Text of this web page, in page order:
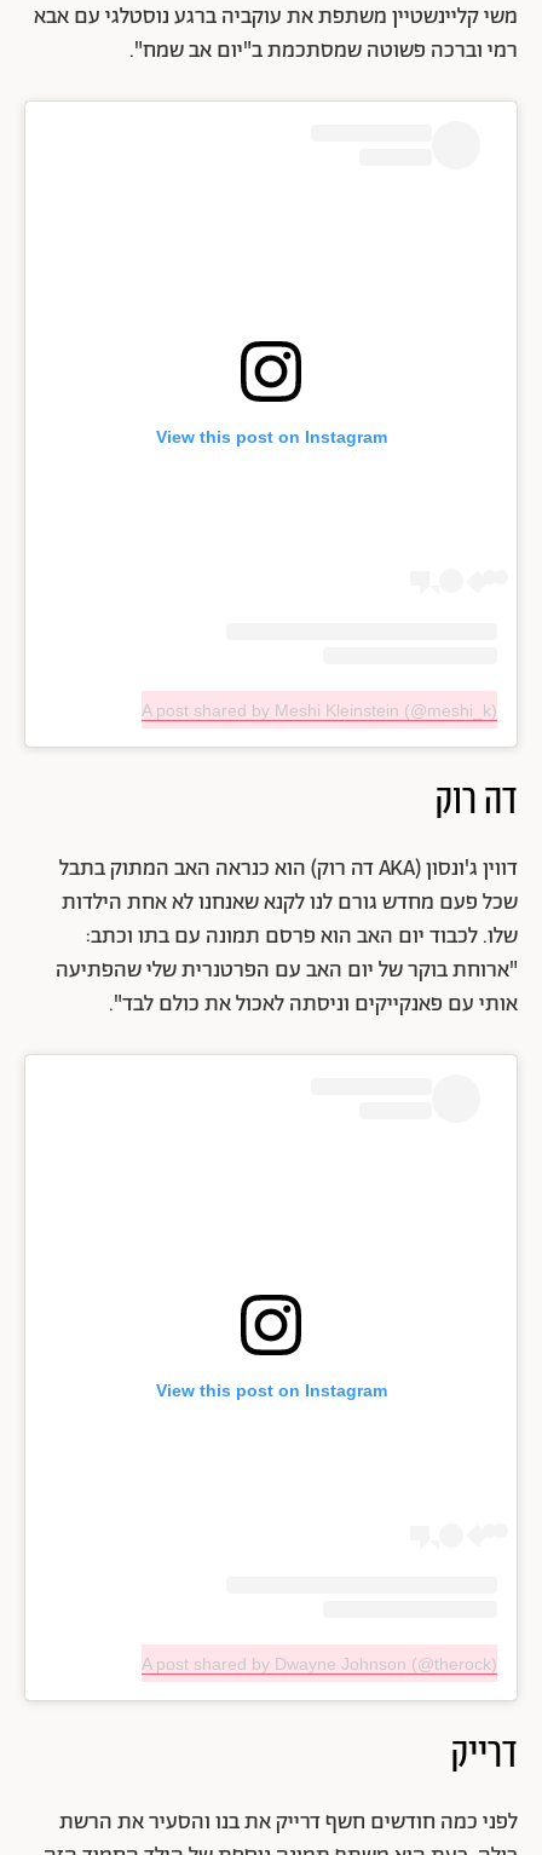
משי קליינשטיין משתפת את עוקביה ברגע נוסטלגי עם אבא
רמי וברכה פשוטה שמסתכמת ב"יום אב שמח".
View this post on Instagram
A post shared by Meshi Kleinstein (@meshi_k)
דה רוק
דווין ג'ונסון (AKA דה רוק) הוא כנראה האב המתוק בתבל
שכל פעם מחדש גורם לנו לקנא שאנחנו לא אחת הילדות
שלו. לכבוד יום האב הוא פרסם תמונה עם בתו וכתב:
"ארוחת בוקר של יום האב עם הפרטנרית שלי שהפתיעה
אותי עם פאנקייקים וניסתה לאכול את כולם לבד".
View this post on Instagram
A post shared by Dwayne Johnson (@therock)
דרייק
לפני כמה חודשים חשף דרייק את בנו והסעיר את הרשת